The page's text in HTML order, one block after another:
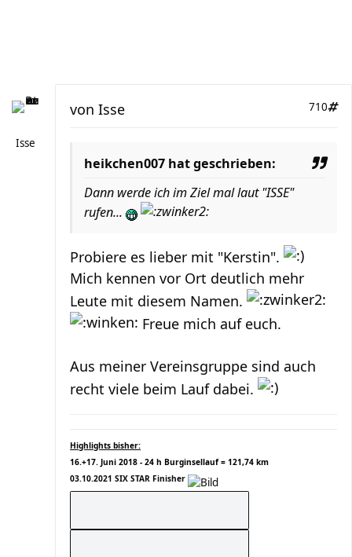
Isse
710
von Isse
heikchen007 hat geschrieben:
Dann werde ich im Ziel mal laut "ISSE"
rufen...
Probiere es lieber mit "Kerstin".
Mich kennen vor Ort deutlich mehr
Leute mit diesem Namen.
Freue mich auf euch.
Aus meiner Vereinsgruppe sind auch
recht viele beim Lauf dabei.
Highlights bisher:
16.+17. Juni 2018 - 24 h Burginsellauf = 121,74 km
03.10.2021 SIX STAR Finisher